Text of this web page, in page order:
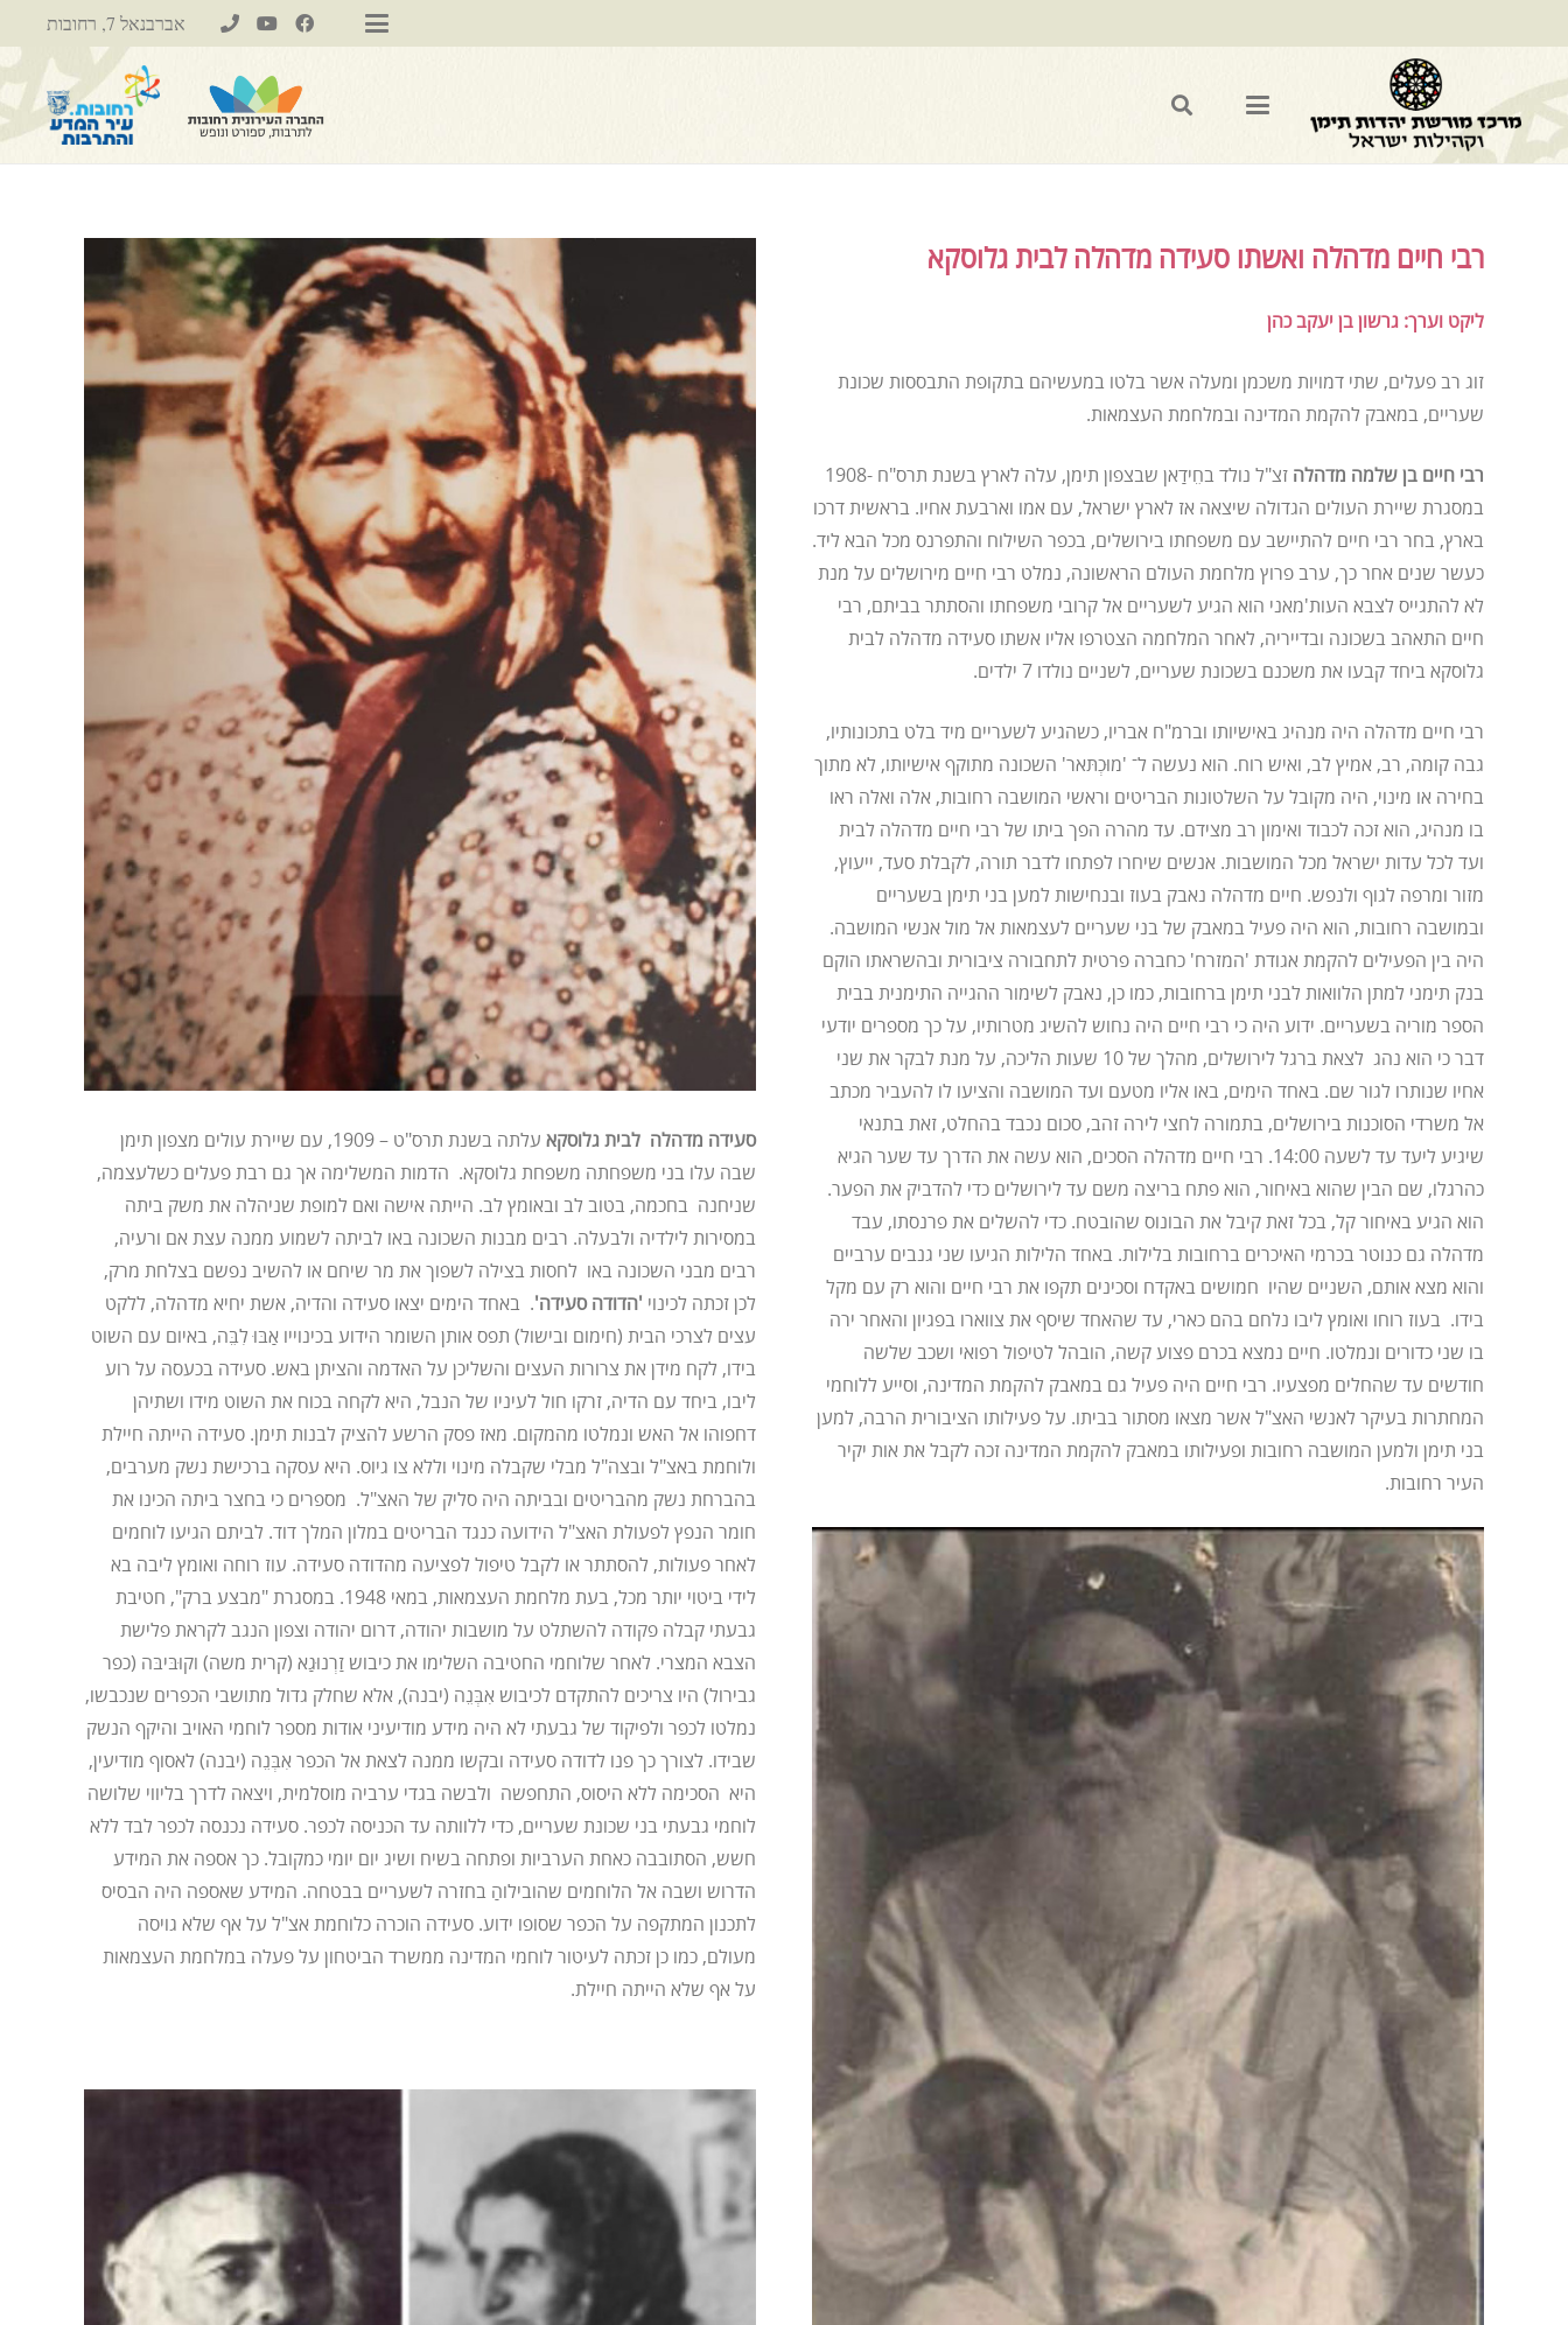
אברבנאל 7, רחובות
רבי חיים מדהלה ואשתו סעידה מדהלה לבית גלוסקא
ליקט וערך: גרשון בן יעקב כהן
זוג רב פעלים, שתי דמויות משכמן ומעלה אשר בלטו במעשיהם בתקופת התבססות שכונת
שעריים, במאבק להקמת המדינה ובמלחמת העצמאות.
רבי חיים בן שלמה מדהלה
זצ"ל נולד בחֵידַאן שבצפון תימן, עלה לארץ בשנת תרס"ח -1908
במסגרת שיירת העולים הגדולה שיצאה אז לארץ ישראל, עם אמו וארבעת אחיו. בראשית דרכו
בארץ, בחר רבי חיים להתיישב עם משפחתו בירושלים, בכפר השילוח והתפרנס מכל הבא ליד.
כעשר שנים אחר כך, ערב פרוץ מלחמת העולם הראשונה, נמלט רבי חיים מירושלים על מנת
לא להתגייס לצבא העות'מאני הוא הגיע לשעריים אל קרובי משפחתו והסתתר בביתם, רבי
חיים התאהב בשכונה ובדייריה, לאחר המלחמה הצטרפו אליו אשתו סעידה מדהלה לבית
גלוסקא ביחד קבעו את משכנם בשכונת שעריים, לשניים נולדו 7 ילדים.
רבי חיים מדהלה היה מנהיג באישיותו וברמ"ח אבריו, כשהגיע לשעריים מיד בלט בתכונותיו,
גבה קומה, רב, אמיץ לב, ואיש רוח. הוא נעשה ל־ 'מוּכְתּאר' השכונה מתוקף אישיותו, לא מתוך
בחירה או מינוי, היה מקובל על השלטונות הבריטים וראשי המושבה רחובות, אלה ואלה ראו
בו מנהיג, הוא זכה לכבוד ואימון רב מצידם. עד מהרה הפך ביתו של רבי חיים מדהלה לבית
ועד לכל עדות ישראל מכל המושבות. אנשים שיחרו לפתחו לדבר תורה, לקבלת סעד, ייעוץ,
מזור ומרפה לגוף ולנפש. חיים מדהלה נאבק בעוז ובנחישות למען בני תימן בשעריים
ובמושבה רחובות, הוא היה פעיל במאבק של בני שעריים לעצמאות אל מול אנשי המושבה.
היה בין הפעילים להקמת אגודת 'המזרח' כחברה פרטית לתחבורה ציבורית ובהשראתו הוקם
בנק תימני למתן הלוואות לבני תימן ברחובות, כמו כן, נאבק לשימור ההגייה התימנית בבית
הספר מוריה בשעריים. ידוע היה כי רבי חיים היה נחוש להשיג מטרותיו, על כך מספרים יודעי
דבר כי הוא נהג לצאת ברגל לירושלים, מהלך של 10 שעות הליכה, על מנת לבקר את שני
אחיו שנותרו לגור שם. באחד הימים, באו אליו מטעם ועד המושבה והציעו לו להעביר מכתב
אל משרדי הסוכנות בירושלים, בתמורה לחצי לירה זהב, סכום נכבד בהחלט, זאת בתנאי
שיגיע ליעד עד לשעה 14:00. רבי חיים מדהלה הסכים, הוא עשה את הדרך עד שער הגיא
כהרגלו, שם הבין שהוא באיחור, הוא פתח בריצה משם עד לירושלים כדי להדביק את הפער.
הוא הגיע באיחור קל, בכל זאת קיבל את הבונוס שהובטח. כדי להשלים את פרנסתו, עבד
מדהלה גם כנוטר בכרמי האיכרים ברחובות בלילות. באחד הלילות הגיעו שני גנבים ערביים
והוא מצא אותם, השניים שהיו חמושים באקדח וסכינים תקפו את רבי חיים והוא רק עם מקל
בידו. בעוז רוחו ואומץ ליבו נלחם בהם כארי, עד שהאחד שיסף את צווארו בפגיון והאחר ירה
בו שני כדורים ונמלטו. חיים נמצא בכרם פצוע קשה, הובהל לטיפול רפואי ושכב שלשה
חודשים עד שהחלים מפצעיו. רבי חיים היה פעיל גם במאבק להקמת המדינה, וסייע ללוחמי
המחתרות בעיקר לאנשי האצ"ל אשר מצאו מסתור בביתו. על פעילותו הציבורית הרבה, למען
בני תימן ולמען המושבה רחובות ופעילותו במאבק להקמת המדינה זכה לקבל את אות יקיר
העיר רחובות.
סעידה מדהלה לבית גלוסקא
עלתה בשנת תרס"ט – 1909, עם שיירת עולים מצפון תימן
שבה עלו בני משפחתה משפחת גלוסקא. הדמות המשלימה אך גם רבת פעלים כשלעצמה,
שניחנה בחכמה, בטוב לב ובאומץ לב. הייתה אישה ואם למופת שניהלה את משק ביתה
במסירות לילדיה ולבעלה. רבים מבנות השכונה באו לביתה לשמוע ממנה עצת אם ורעיה,
רבים מבני השכונה באו לחסות בצילה לשפוך את מר שיחם או להשיב נפשם בצלחת מרק,
לכן זכתה לכינוי 'הדודה סעידה'. באחד הימים יצאו סעידה והדיה, אשת יחיא מדהלה, ללקט
עצים לצרכי הבית (חימום ובישול) תפס אותן השומר הידוע בכינוייו אַבּוּ לִבֵּה, באיום עם השוט
בידו, לקח מידן את צרורות העצים והשליכן על האדמה והציתן באש. סעידה בכעסה על רוע
ליבו, ביחד עם הדיה, זרקו חול לעיניו של הנבל, היא לקחה בכוח את השוט מידו ושתיהן
דחפוהו אל האש ונמלטו מהמקום. מאז פסק הרשע להציק לבנות תימן. סעידה הייתה חיילת
ולוחמת באצ"ל ובצה"ל מבלי שקבלה מינוי וללא צו גיוס. היא עסקה ברכישת נשק מערבים,
בהברחת נשק מהבריטים ובביתה היה סליק של האצ"ל. מספרים כי בחצר ביתה הכינו את
חומר הנפץ לפעולת האצ"ל הידועה כנגד הבריטים במלון המלך דוד. לביתם הגיעו לוחמים
לאחר פעולות, להסתתר או לקבל טיפול לפציעה מהדודה סעידה. עוז רוחה ואומץ ליבה בא
לידי ביטוי יותר מכל, בעת מלחמת העצמאות, במאי 1948. במסגרת "מבצע ברק", חטיבת
גבעתי קבלה פקודה להשתלט על מושבות יהודה, דרום יהודה וצפון הנגב לקראת פלישת
הצבא המצרי. לאחר שלוחמי החטיבה השלימו את כיבוש זַרְנוּגַא (קרית משה) וקוּבּיבּה (כפר
גבירול) היו צריכים להתקדם לכיבוש אִבְּנֵה (יבנה), אלא שחלק גדול מתושבי הכפרים שנכבשו,
נמלטו לכפר ולפיקוד של גבעתי לא היה מידע מודיעיני אודות מספר לוחמי האויב והיקף הנשק
שבידו. לצורך כך פנו לדודה סעידה ובקשו ממנה לצאת אל הכפר אִבְּנֵה (יבנה) לאסוף מודיעין,
היא הסכימה ללא היסוס, התחפשה ולבשה בגדי ערביה מוסלמית, ויצאה לדרך בליווי שלושה
לוחמי גבעתי בני שכונת שעריים, כדי ללוותה עד הכניסה לכפר. סעידה נכנסה לכפר לבד ללא
חשש, הסתובבה כאחת הערביות ופתחה בשיח ושיג יום יומי כמקובל. כך אספה את המידע
הדרוש ושבה אל הלוחמים שהובילוהַ בחזרה לשעריים בבטחה. המידע שאספה היה הבסיס
לתכנון המתקפה על הכפר שסופו ידוע. סעידה הוכרה כלוחמת אצ"ל על אף שלא גויסה
מעולם, כמו כן זכתה לעיטור לוחמי המדינה ממשרד הביטחון על פעלה במלחמת העצמאות
על אף שלא הייתה חיילת.